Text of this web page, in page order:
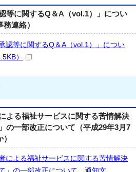
等に関するQ＆A（vol.1）」につい
連絡）
認等に関するQ＆A（vol.1）」につい
）
よる福祉サービスに関する苦情解決
の一部改正について（平成29年3月7
による福祉サービスに関する苦情解決